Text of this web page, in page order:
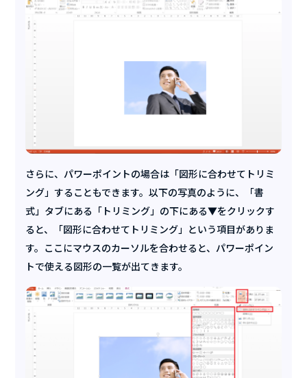
さらに、パワーポイントの場合は「図形に合わせてトリミ
ング」することもできます。以下の写真のように、「書
式」タブにある「トリミング」の下にある▼をクリックす
ると、「図形に合わせてトリミング」という項目がありま
す。ここにマウスのカーソルを合わせると、パワーポイン
トで使える図形の一覧が出てきます。